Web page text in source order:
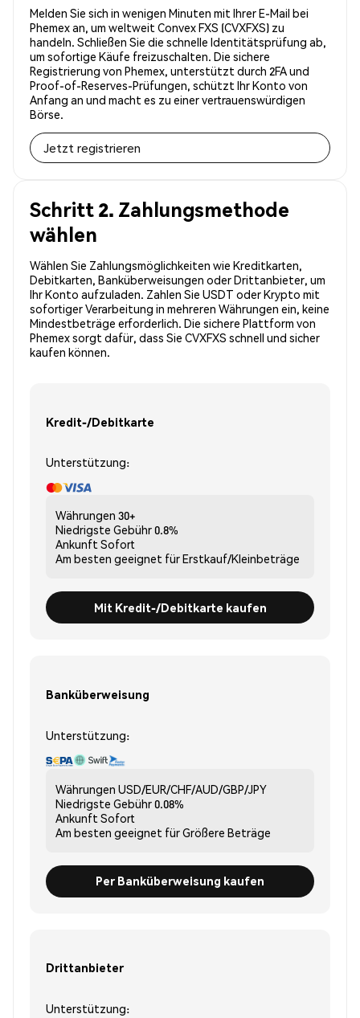
Melden Sie sich in wenigen Minuten mit Ihrer E-Mail bei
Phemex an, um weltweit Convex FXS (CVXFXS) zu
handeln. Schließen Sie die schnelle Identitätsprüfung ab,
um sofortige Käufe freizuschalten. Die sichere
Registrierung von Phemex, unterstützt durch 2FA und
Proof-of-Reserves-Prüfungen, schützt Ihr Konto von
Anfang an und macht es zu einer vertrauenswürdigen
Börse.
Jetzt registrieren
Schritt 2. Zahlungsmethode
wählen
Wählen Sie Zahlungsmöglichkeiten wie Kreditkarten,
Debitkarten, Banküberweisungen oder Drittanbieter, um
Ihr Konto aufzuladen. Zahlen Sie USDT oder Krypto mit
sofortiger Verarbeitung in mehreren Währungen ein, keine
Mindestbeträge erforderlich. Die sichere Plattform von
Phemex sorgt dafür, dass Sie CVXFXS schnell und sicher
kaufen können.
Kredit-/Debitkarte
Unterstützung:
Währungen 30+
Niedrigste Gebühr0.8%
Ankunft Sofort
Am besten geeignet fürErstkauf/Kleinbeträge
Mit Kredit-/Debitkarte kaufen
Banküberweisung
Unterstützung:
Währungen USD/EUR/CHF/AUD/GBP/JPY
Niedrigste Gebühr0.08%
Ankunft Sofort
Am besten geeignet fürGrößere Beträge
Per Banküberweisung kaufen
Drittanbieter
Unterstützung: